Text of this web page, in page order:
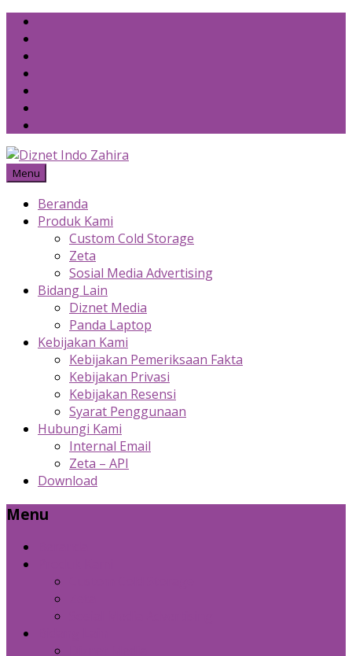
Skip
content
Menu
Beranda
Produk Kami
Custom Cold Storage
Zeta
Sosial Media Advertising
Bidang Lain
Diznet Media
Panda Laptop
Kebijakan Kami
Kebijakan Pemeriksaan Fakta
Kebijakan Privasi
Kebijakan Resensi
Syarat Penggunaan
Hubungi Kami
Internal Email
Zeta – API
Download
Menu